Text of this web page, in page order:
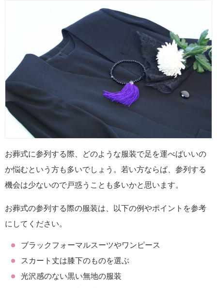
お葬式に参列する際、どのような服装で足を運べばいいの
か悩むという方も多いでしょう。若い方ならば、参列する
機会は少ないので戸惑うことも多いかと思います。
お葬式の参列する際の服装は、以下の例やポイントを参考
にしてください。
ブラックフォーマルスーツやワンピース
スカート丈は膝下のものを選ぶ
光沢感のない黒い無地の服装